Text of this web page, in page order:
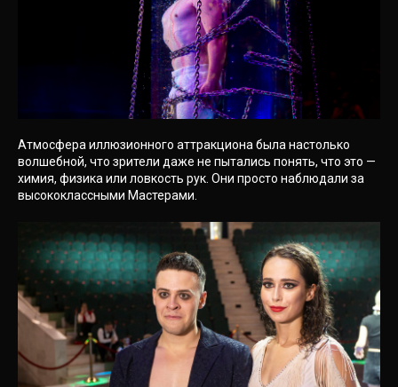
Атмосфера иллюзионного аттракциона была настолько
волшебной, что зрители даже не пытались понять, что это —
химия, физика или ловкость рук. Они просто наблюдали за
высококлассными Мастерами.